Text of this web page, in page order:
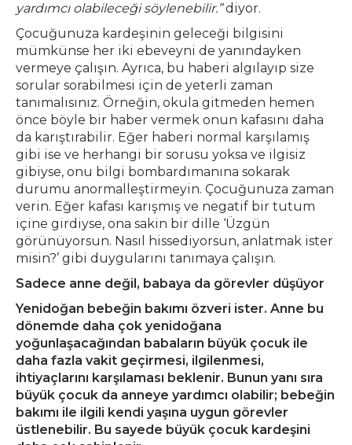
yardımcı olabileceği söylenebilir.”diyor.
Çocuğunuza kardeşinin geleceği bilgisini
mümkünse her iki ebeveyni de yanındayken
vermeye çalışın. Ayrıca, bu haberi algılayıp size
sorular sorabilmesi için de yeterli zaman
tanımalısınız. Örneğin, okula gitmeden hemen
önce böyle bir haber vermek onun kafasını daha
da karıştırabilir. Eğer haberi normal karşılamış
gibi ise ve herhangi bir sorusu yoksa ve ilgisiz
gibiyse, onu bilgi bombardımanına sokarak
durumu anormalleştirmeyin. Çocuğunuza zaman
verin. Eğer kafası karışmış ve negatif bir tutum
içine girdiyse, ona sakin bir dille ‘Üzgün
görünüyorsun. Nasıl hissediyorsun, anlatmak ister
misin?’ gibi duygularını tanımaya çalışın.
Sadece anne değil, babaya da görevler düşüyor
Yenidoğan bebeğin bakımı özveri ister. Anne bu
dönemde daha çok yenidoğana
yoğunlaşacağından babaların büyük çocuk ile
daha fazla vakit geçirmesi, ilgilenmesi,
ihtiyaçlarını karşılaması beklenir. Bunun yanı sıra
büyük çocuk da anneye yardımcı olabilir; bebeğin
bakımı ile ilgili kendi yaşına uygun görevler
üstlenebilir. Bu sayede büyük çocuk kardeşini